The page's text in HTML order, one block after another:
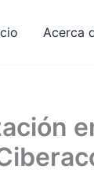
Acerca